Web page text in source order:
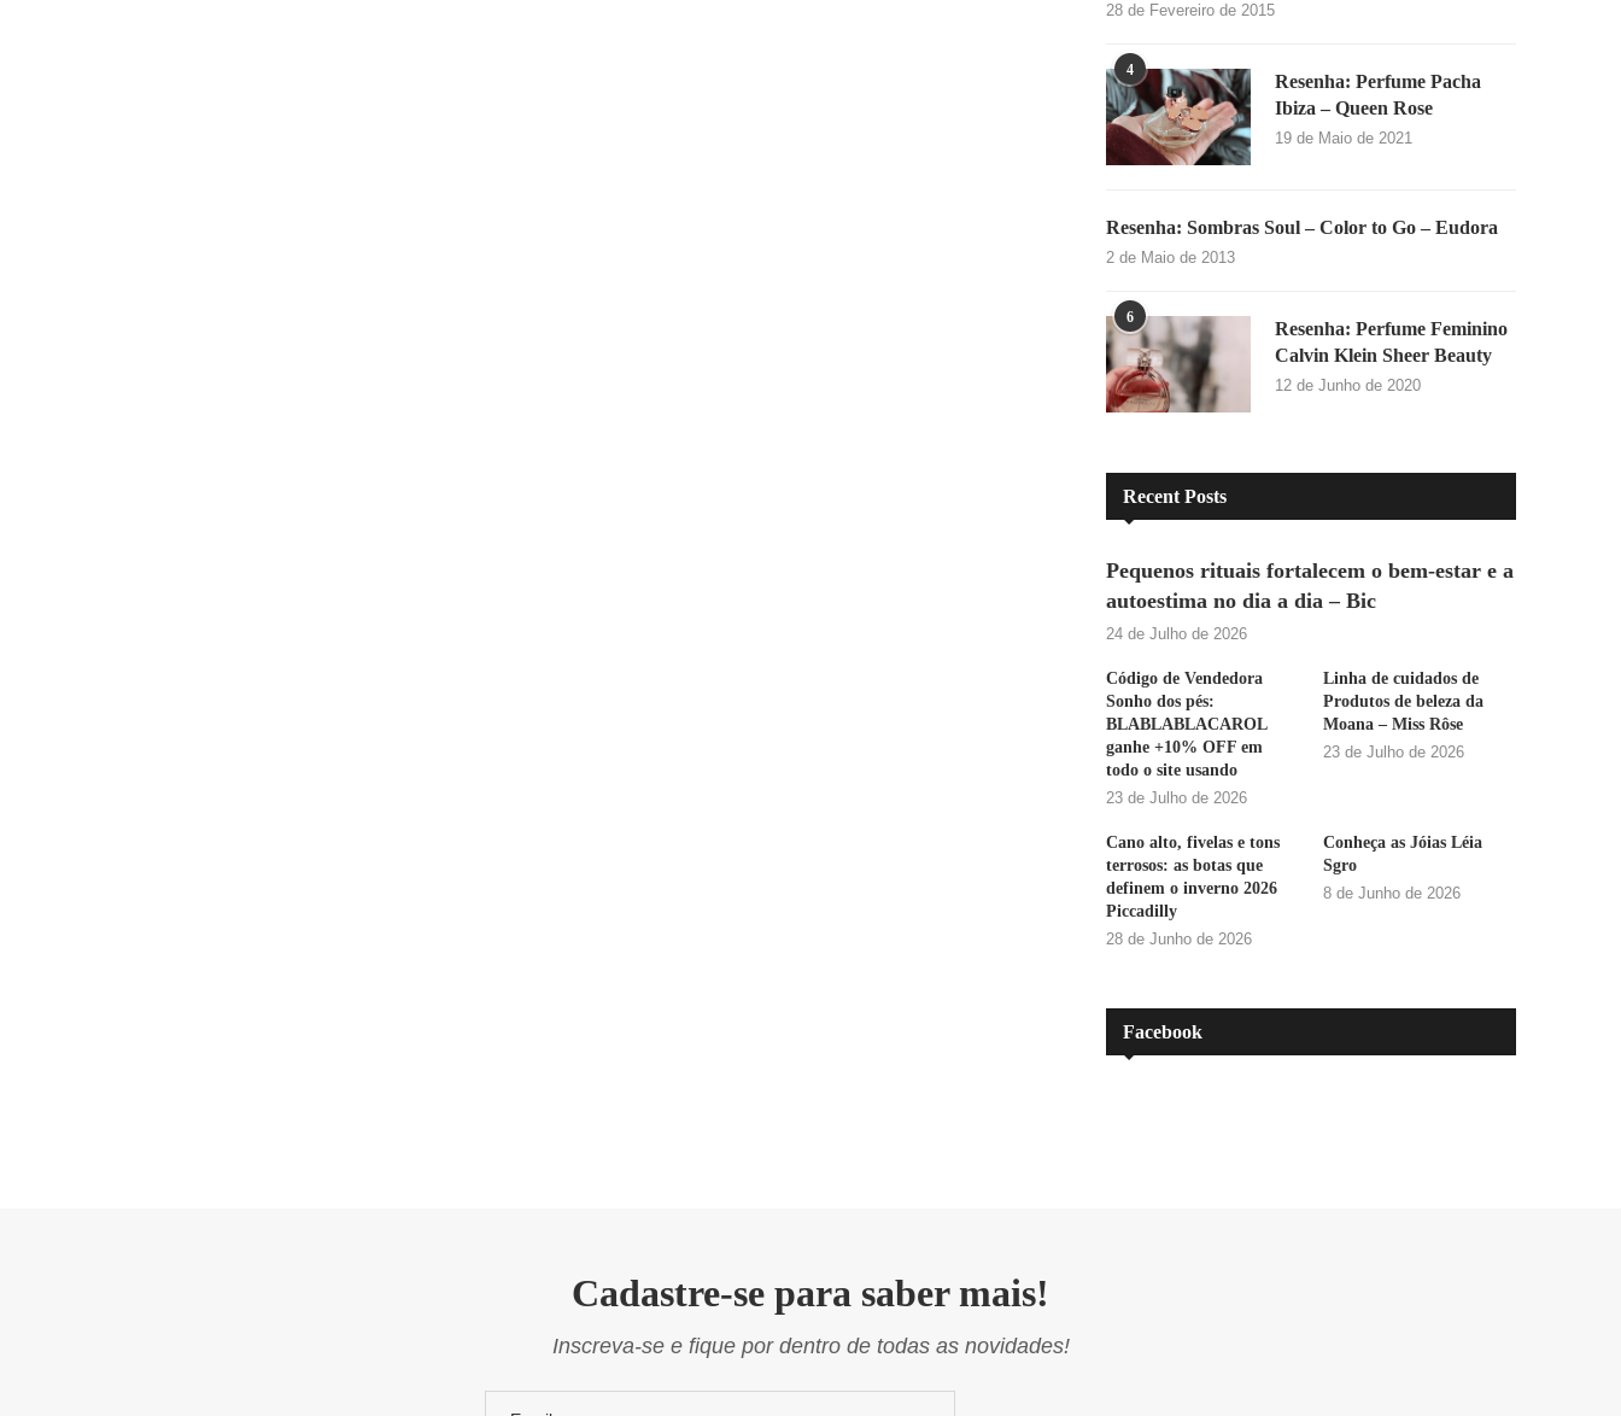
28 de Fevereiro de 2015
4
Resenha: Perfume Pacha
Ibiza – Queen Rose
19 de Maio de 2021
Resenha: Sombras Soul – Color to Go – Eudora
2 de Maio de 2013
6
Resenha: Perfume Feminino
Calvin Klein Sheer Beauty
12 de Junho de 2020
Recent Posts
Pequenos rituais fortalecem o bem-estar e a
autoestima no dia a dia – Bic
24 de Julho de 2026
Código de Vendedora
Sonho dos pés:
BLABLABLACAROL
ganhe +10% OFF em
todo o site usando
23 de Julho de 2026
Linha de cuidados de
Produtos de beleza da
Moana – Miss Rôse
23 de Julho de 2026
Cano alto, fivelas e tons
terrosos: as botas que
definem o inverno 2026
Piccadilly
28 de Junho de 2026
Conheça as Jóias Léia
Sgro
8 de Junho de 2026
Facebook
Cadastre-se para saber mais!
Inscreva-se e fique por dentro de todas as novidades!